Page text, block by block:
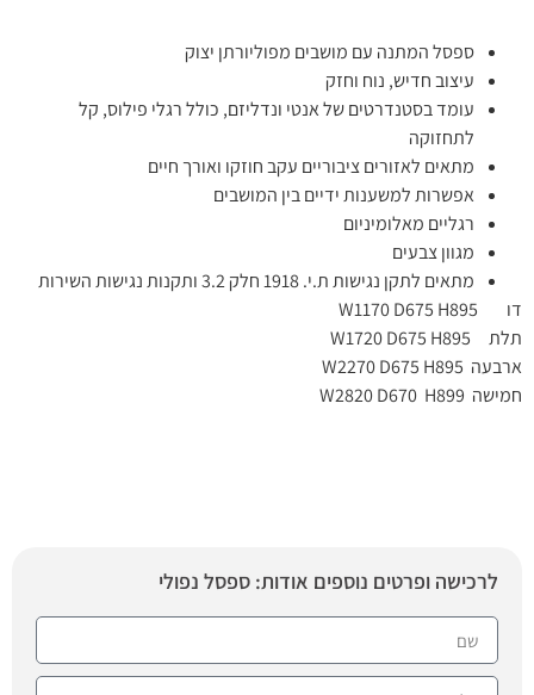
ספסל המתנה עם מושבים מפוליורתן יצוק
עיצוב חדיש, נוח וחזק
עומד בסטנדרטים של אנטי ונדליזם, כולל רגלי פילוס, קל
לתחזוקה
מתאים לאזורים ציבוריים עקב חוזקו ואורך חיים
אפשרות למשענות ידיים בין המושבים
רגליים מאלומיניום
מגוון צבעים
מתאים לתקן נגישות ת.י. 1918 חלק 3.2 ותקנות נגישות השירות
דו W1170 D675 H895
תלת W1720 D675 H895
ארבעה W2270 D675 H895
W2820 D670 H899 חמישה
לרכישה ופרטים נוספים אודות: ספסל נפולי